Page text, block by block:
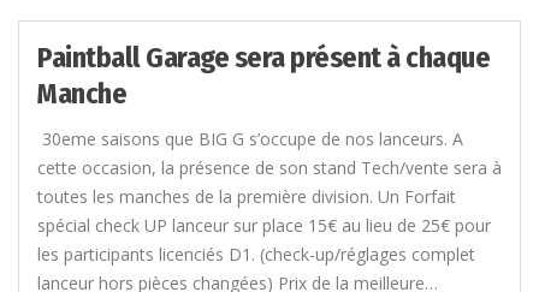
Paintball Garage sera présent à chaque
Manche
30eme saisons que BIG G s’occupe de nos lanceurs. A
cette occasion, la présence de son stand Tech/vente sera à
toutes les manches de la première division. Un Forfait
spécial check UP lanceur sur place 15€ au lieu de 25€ pour
les participants licenciés D1. (check-up/réglages complet
lanceur hors pièces changées) Prix de la meilleure…